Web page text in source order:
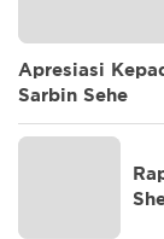
Apresiasi
Sarbin Sehe